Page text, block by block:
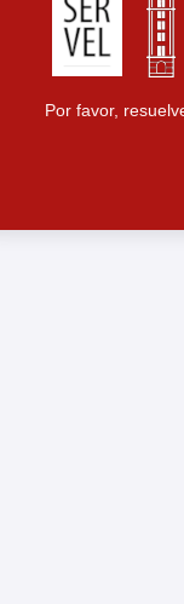
Por favor,